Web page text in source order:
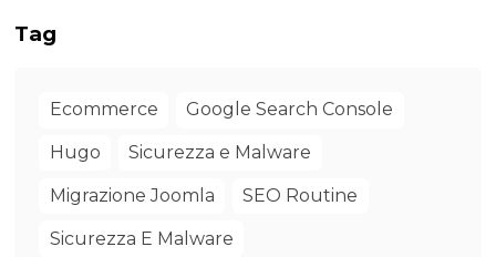
Tag
Ecommerce Google Search Console
Hugo Sicurezza e Malware
Migrazione Joomla SEO Routine
Sicurezza E Malware